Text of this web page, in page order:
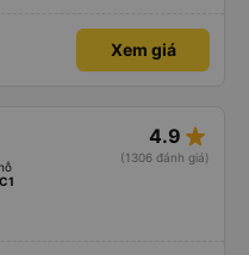
quanh bến xe để tìm thấy nó, đây
cả các xe buýt đều có bảng
Xem giá
4.9 star_rate
(1306 đánh giá)